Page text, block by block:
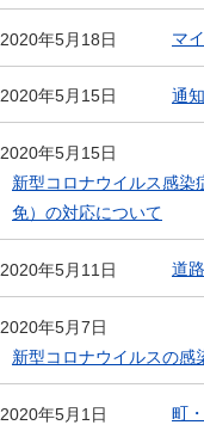
2020年5月18日 マ
2020年5月15日 通
2020年5月15日
新型コロナウイルス感染
免）の対応について
2020年5月11日 道
2020年5月7日
新型コロナウイルスの感
2020年5月1日 町